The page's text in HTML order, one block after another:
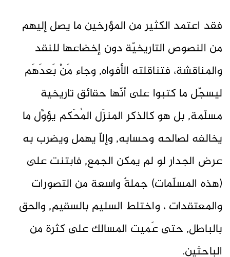
فقد اعتمد الكثير من المؤرخين ما يصل إليهم
من النصوص التاريخيّة دون إخضاعها للنقد
والمناقشة، فتناقلته الأفواه, وجاء مَنْ بَعدَهَم
ليسجّل ما كتبوا على أنّها حقائق تاريخية
مسلّمة, بل هو كالذكر المنزَل المُحَكم يؤوَّل ما
يخالفه لصالحه وحسابه, وإلاّ يهمل ويضرب به
عرض الجدار لو لم يمكن الجمع, فابتنت على
(هذه المسلّمات) جملةٌ واسعة من التصورات
والمعتقدات ، واختلط السليم بالسقيم, والحق
بالباطل, حتى عَميت المسالك على كثرة من
الباحثين.